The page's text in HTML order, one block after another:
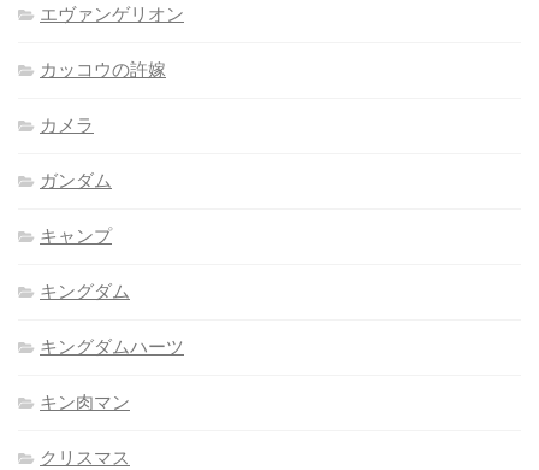
エヴァンゲリオン
カッコウの許嫁
カメラ
ガンダム
キャンプ
キングダム
キングダムハーツ
キン肉マン
クリスマス